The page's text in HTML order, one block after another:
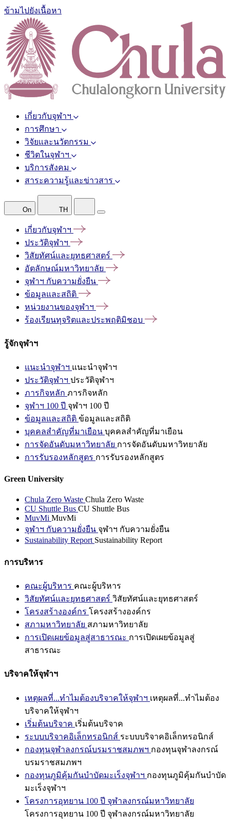
ข้ามไปยังเนื้อหา
เกี่ยวกับจุฬาฯ
การศึกษา
วิจัยและนวัตกรรม
ชีวิตในจุฬาฯ
บริการสังคม
สาระความรู้และข่าวสาร
On TH
เกี่ยวกับจุฬาฯ
ประวัติจุฬาฯ
วิสัยทัศน์และยุทธศาสตร์
อัตลักษณ์มหาวิทยาลัย
จุฬาฯ กับความยั่งยืน
ข้อมูลและสถิติ
หน่วยงานของจุฬาฯ
ร้องเรียนทุจริตและประพฤติมิชอบ
รู้จักจุฬาฯ
แนะนำจุฬาฯ แนะนำจุฬาฯ
ประวัติจุฬาฯ ประวัติจุฬาฯ
ภารกิจหลัก ภารกิจหลัก
จุฬาฯ 100 ปี จุฬาฯ 100 ปี
ข้อมูลและสถิติ ข้อมูลและสถิติ
บุคคลสำคัญที่มาเยือน บุคคลสำคัญที่มาเยือน
การจัดอันดับมหาวิทยาลัย การจัดอันดับมหาวิทยาลัย
การรับรองหลักสูตร การรับรองหลักสูตร
Green University
Chula Zero Waste Chula Zero Waste
CU Shuttle Bus CU Shuttle Bus
MuvMi MuvMi
จุฬาฯ กับความยั่งยืน จุฬาฯ กับความยั่งยืน
Sustainability Report Sustainability Report
การบริหาร
คณะผู้บริหาร คณะผู้บริหาร
วิสัยทัศน์และยุทธศาสตร์ วิสัยทัศน์และยุทธศาสตร์
โครงสร้างองค์กร โครงสร้างองค์กร
สภามหาวิทยาลัย สภามหาวิทยาลัย
การเปิดเผยข้อมูลสู่สาธารณะ การเปิดเผยข้อมูลสู่
สาธารณะ
บริจาคให้จุฬาฯ
เหตุผลที่...ทำไมต้องบริจาคให้จุฬาฯ เหตุผลที่...ทำไมต้อง
บริจาคให้จุฬาฯ
เริ่มต้นบริจาค เริ่มต้นบริจาค
ระบบบริจาคอิเล็กทรอนิกส์ ระบบบริจาคอิเล็กทรอนิกส์
กองทุนจุฬาลงกรณ์บรมราชสมภพฯ กองทุนจุฬาลงกรณ์
บรมราชสมภพฯ
กองทุนภูมิคุ้มกันบำบัดมะเร็งจุฬาฯ กองทุนภูมิคุ้มกันบำบัด
มะเร็งจุฬาฯ
โครงการอุทยาน 100 ปี จุฬาลงกรณ์มหาวิทยาลัย
โครงการอุทยาน 100 ปี จุฬาลงกรณ์มหาวิทยาลัย